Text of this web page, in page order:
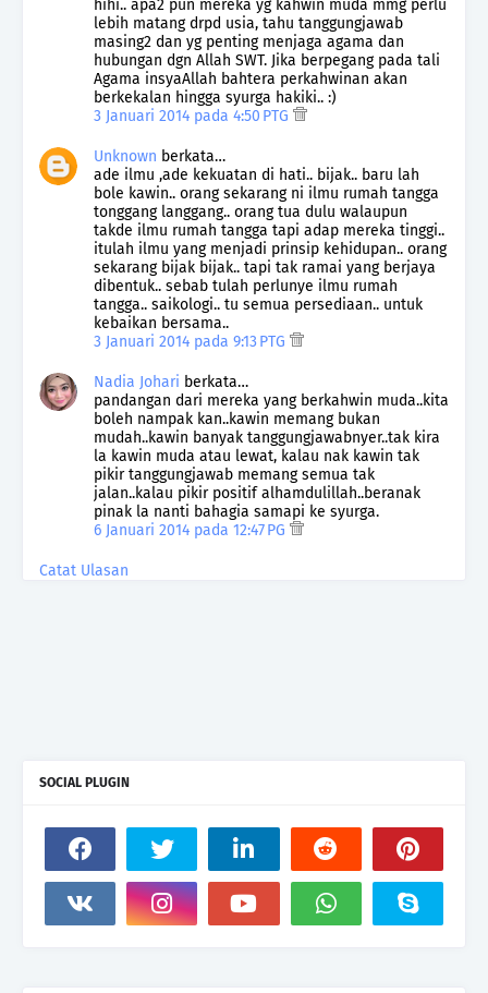
hihi.. apa2 pun mereka yg kahwin muda mmg perlu
lebih matang drpd usia, tahu tanggungjawab
masing2 dan yg penting menjaga agama dan
hubungan dgn Allah SWT. Jika berpegang pada tali
Agama insyaAllah bahtera perkahwinan akan
berkekalan hingga syurga hakiki.. :)
3 Januari 2014 pada 4:50 PTG
Unknown berkata…
ade ilmu ,ade kekuatan di hati.. bijak.. baru lah
bole kawin.. orang sekarang ni ilmu rumah tangga
tonggang langgang.. orang tua dulu walaupun
takde ilmu rumah tangga tapi adap mereka tinggi..
itulah ilmu yang menjadi prinsip kehidupan.. orang
sekarang bijak bijak.. tapi tak ramai yang berjaya
dibentuk.. sebab tulah perlunye ilmu rumah
tangga.. saikologi.. tu semua persediaan.. untuk
kebaikan bersama..
3 Januari 2014 pada 9:13 PTG
Nadia Johari berkata…
pandangan dari mereka yang berkahwin muda..kita
boleh nampak kan..kawin memang bukan
mudah..kawin banyak tanggungjawabnyer..tak kira
la kawin muda atau lewat, kalau nak kawin tak
pikir tanggungjawab memang semua tak
jalan..kalau pikir positif alhamdulillah..beranak
pinak la nanti bahagia samapi ke syurga.
6 Januari 2014 pada 12:47 PG
Catat Ulasan
SOCIAL PLUGIN